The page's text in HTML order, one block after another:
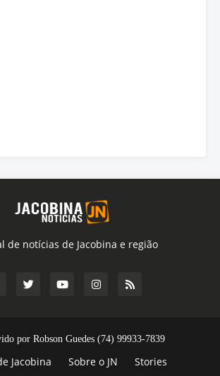
de notícias de Jacobina e região
por Robson Guedes (74) 99933-7839
Jacobina Sobre o JN Stories